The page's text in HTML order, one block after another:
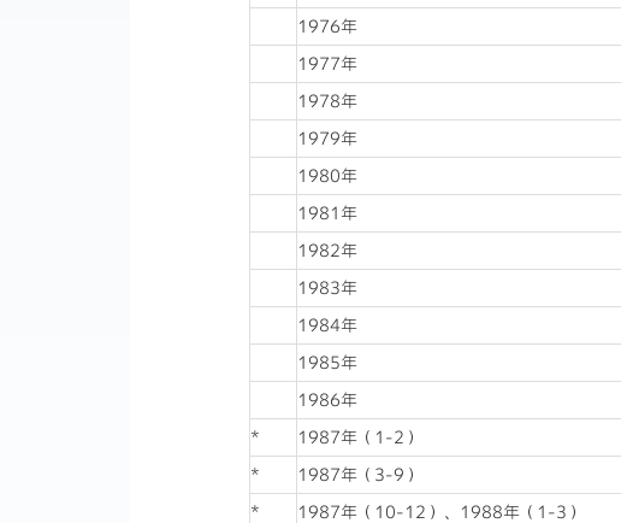
1976年
1977年
1978年
1979年
1980年
1981年
1982年
1983年
1984年
1985年
1986年
*
1987年（1-2）
*
1987年（3-9）
*
1987年（10-12）、1988年（1-3）